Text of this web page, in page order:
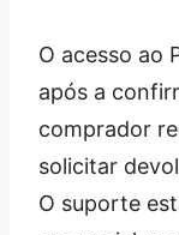
O acesso ao
após a
comprador
solicitar
O suporte